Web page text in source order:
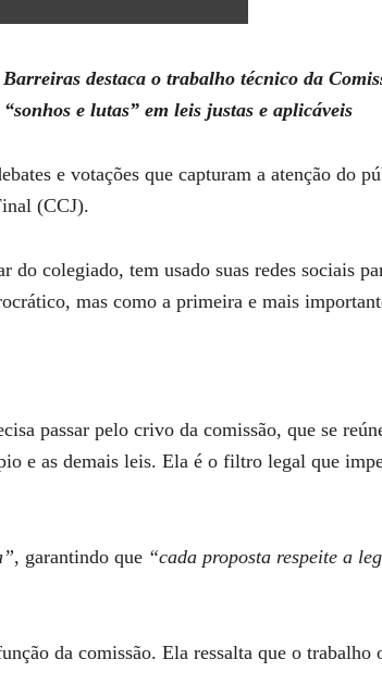
destaca o trabalho técnico da
e lutas” em leis justas e aplicáveis
e votações que capturam a atenção do
(CCJ).
colegiado, tem usado suas redes sociais
mas como a primeira e mais
passar pelo crivo da comissão, que se
e as demais leis. Ela é o filtro legal que
, garantindo que “cada proposta respeite a
da comissão. Ela ressalta que o